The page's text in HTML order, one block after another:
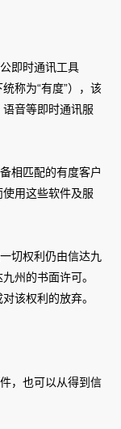
即时通讯工具
称为“有度”），该
音等即时通讯服
相匹配的有度客户
用这些软件及服
切权利仍由信达九
州的书面许可。
该权利的放弃。
，也可以从得到信